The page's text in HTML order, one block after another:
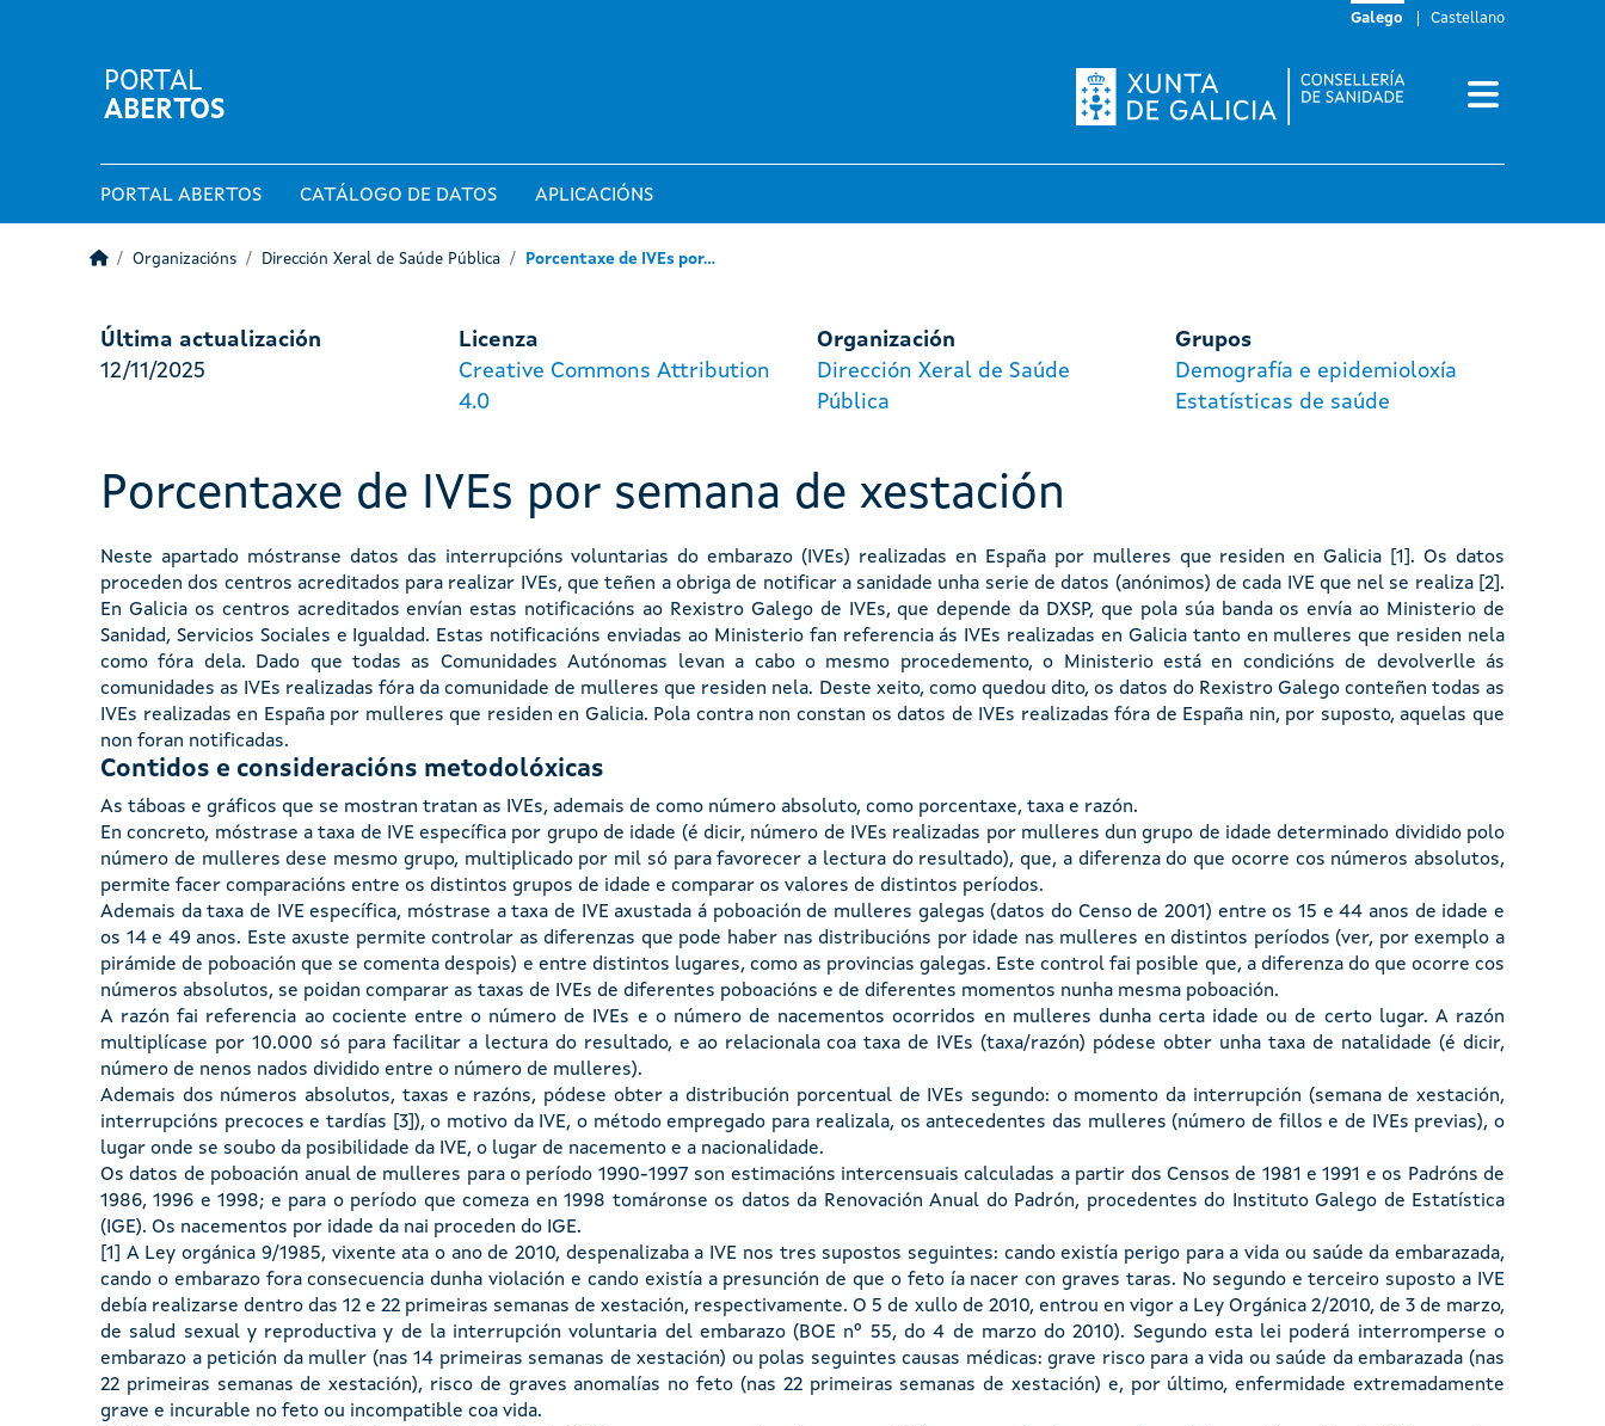
Galego Castellano
PORTAL
ABERTOS
PORTAL ABERTOS CATÁLOGO DE DATOS APLICACIÓNS
Organizacións Dirección Xeral de Saúde Pública Porcentaxe de IVEs por...
Última actualización
12/11/2025
Licenza
Creative Commons Attribution
4.0
Organización
Dirección Xeral de Saúde
Pública
Grupos
Demografía e epidemioloxía
Estatísticas de saúde
Porcentaxe de IVEs por semana de xestación
Neste apartado móstranse datos das interrupcións voluntarias do embarazo (IVEs) realizadas en España por mulleres que residen en Galicia [1]. Os datos
proceden dos centros acreditados para realizar IVEs, que teñen a obriga de notificar a sanidade unha serie de datos (anónimos) de cada IVE que nel se realiza [2].
En Galicia os centros acreditados envían estas notificacións ao Rexistro Galego de IVEs, que depende da DXSP, que pola súa banda os envía ao Ministerio de
Sanidad, Servicios Sociales e Igualdad. Estas notificacións enviadas ao Ministerio fan referencia ás IVEs realizadas en Galicia tanto en mulleres que residen nela
como fóra dela. Dado que todas as Comunidades Autónomas levan a cabo o mesmo procedemento, o Ministerio está en condicións de devolverlle ás
comunidades as IVEs realizadas fóra da comunidade de mulleres que residen nela. Deste xeito, como quedou dito, os datos do Rexistro Galego conteñen todas as
IVEs realizadas en España por mulleres que residen en Galicia. Pola contra non constan os datos de IVEs realizadas fóra de España nin, por suposto, aquelas que
non foran notificadas.
Contidos e consideracións metodolóxicas
As táboas e gráficos que se mostran tratan as IVEs, ademais de como número absoluto, como porcentaxe, taxa e razón.
En concreto, móstrase a taxa de IVE específica por grupo de idade (é dicir, número de IVEs realizadas por mulleres dun grupo de idade determinado dividido polo
número de mulleres dese mesmo grupo, multiplicado por mil só para favorecer a lectura do resultado), que, a diferenza do que ocorre cos números absolutos,
permite facer comparacións entre os distintos grupos de idade e comparar os valores de distintos períodos.
Ademais da taxa de IVE específica, móstrase a taxa de IVE axustada á poboación de mulleres galegas (datos do Censo de 2001) entre os 15 e 44 anos de idade e
os 14 e 49 anos. Este axuste permite controlar as diferenzas que pode haber nas distribucións por idade nas mulleres en distintos períodos (ver, por exemplo a
pirámide de poboación que se comenta despois) e entre distintos lugares, como as provincias galegas. Este control fai posible que, a diferenza do que ocorre cos
números absolutos, se poidan comparar as taxas de IVEs de diferentes poboacións e de diferentes momentos nunha mesma poboación.
A razón fai referencia ao cociente entre o número de IVEs e o número de nacementos ocorridos en mulleres dunha certa idade ou de certo lugar. A razón
multiplícase por 10.000 só para facilitar a lectura do resultado, e ao relacionala coa taxa de IVEs (taxa/razón) pódese obter unha taxa de natalidade (é dicir,
número de nenos nados dividido entre o número de mulleres).
Ademais dos números absolutos, taxas e razóns, pódese obter a distribución porcentual de IVEs segundo: o momento da interrupción (semana de xestación,
interrupcións precoces e tardías [3]), o motivo da IVE, o método empregado para realizala, os antecedentes das mulleres (número de fillos e de IVEs previas), o
lugar onde se soubo da posibilidade da IVE, o lugar de nacemento e a nacionalidade.
Os datos de poboación anual de mulleres para o período 1990-1997 son estimacións intercensuais calculadas a partir dos Censos de 1981 e 1991 e os Padróns de
1986, 1996 e 1998; e para o período que comeza en 1998 tomáronse os datos da Renovación Anual do Padrón, procedentes do Instituto Galego de Estatística
(IGE). Os nacementos por idade da nai proceden do IGE.
[1] A Ley orgánica 9/1985, vixente ata o ano de 2010, despenalizaba a IVE nos tres supostos seguintes: cando existía perigo para a vida ou saúde da embarazada,
cando o embarazo fora consecuencia dunha violación e cando existía a presunción de que o feto ía nacer con graves taras. No segundo e terceiro suposto a IVE
debía realizarse dentro das 12 e 22 primeiras semanas de xestación, respectivamente. O 5 de xullo de 2010, entrou en vigor a Ley Orgánica 2/2010, de 3 de marzo,
de salud sexual y reproductiva y de la interrupción voluntaria del embarazo (BOE nº 55, do 4 de marzo do 2010). Segundo esta lei poderá interromperse o
embarazo a petición da muller (nas 14 primeiras semanas de xestación) ou polas seguintes causas médicas: grave risco para a vida ou saúde da embarazada (nas
22 primeiras semanas de xestación), risco de graves anomalías no feto (nas 22 primeiras semanas de xestación) e, por último, enfermidade extremadamente
grave e incurable no feto ou incompatible coa vida.